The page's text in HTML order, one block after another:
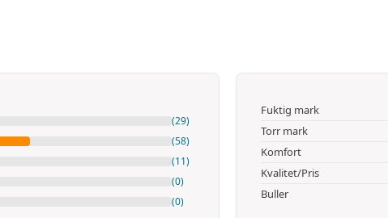
(29)
(58)
(11)
(0)
(0)
Fuktig mark
Torr mark
Komfort
Kvalitet/Pris
Buller